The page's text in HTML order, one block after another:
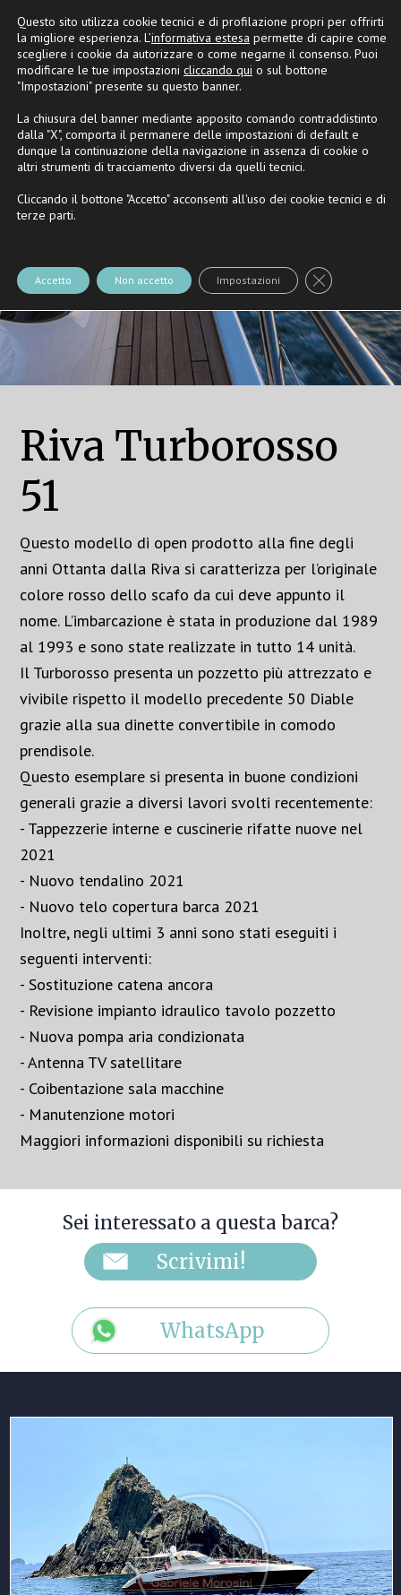
PartnerRivaeNautica Casarola
Riva Turborosso
51
Questo modello di open prodotto alla fine degli
anni Ottanta dalla Riva si caratterizza per l’originale
colore rosso dello scafo da cui deve appunto il
nome. L’imbarcazione è stata in produzione dal 1989
al 1993 e sono state realizzate in tutto 14 unità.
Il Turborosso presenta un pozzetto più attrezzato e
vivibile rispetto il modello precedente 50 Diable
grazie alla sua dinette convertibile in comodo
prendisole.
Questo esemplare si presenta in buone condizioni
generali grazie a diversi lavori svolti recentemente:
- Tappezzerie interne e cuscinerie rifatte nuove nel
2021
- Nuovo tendalino 2021
- Nuovo telo copertura barca 2021
Inoltre, negli ultimi 3 anni sono stati eseguiti i
seguenti interventi:
- Sostituzione catena ancora
- Revisione impianto idraulico tavolo pozzetto
- Nuova pompa aria condizionata
- Antenna TV satellitare
- Coibentazione sala macchine
- Manutenzione motori
Maggiori informazioni disponibili su richiesta
Sei interessato a questa barca?
WhatsApp
Questo sito utilizza cookie tecnici e di profilazione propri per offrirti
la migliore esperienza. L’informativa estesa permette di capire come
scegliere i cookie da autorizzare o come negarne il consenso. Puoi
modificare le tue impostazioni cliccando qui o sul bottone
"Impostazioni" presente su questo banner.
La chiusura del banner mediante apposito comando contraddistinto
dalla "X", comporta il permanere delle impostazioni di default e
dunque la continuazione della navigazione in assenza di cookie o
altri strumenti di tracciamento diversi da quelli tecnici.
Cliccando il bottone "Accetto" acconsenti all'uso dei cookie tecnici e di
terze parti.
Accetto Non accetto Impostazioni Close GDPR